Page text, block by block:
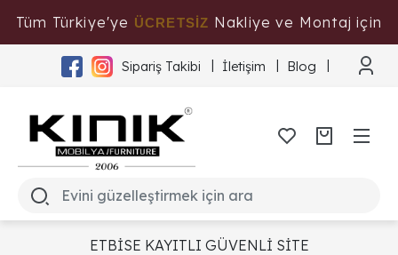
Tüm Türkiye'ye ÜCRETSİZ Nakliye ve Montaj için
Tıklayınız
Sipariş Takibi İletişim Blog
ETBİSE KAYITLI GÜVENLİ SİTE